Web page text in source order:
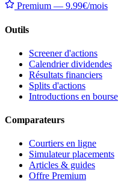
Premium — 9.99€/mois
Outils
Screener d'actions
Calendrier dividendes
Résultats financiers
Splits d'actions
Introductions en bourse
Comparateurs
Courtiers en ligne
Simulateur placements
Articles & guides
Offre Premium